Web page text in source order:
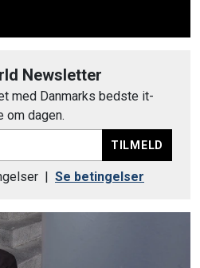
Newsletter
med Danmarks bedste it-
om dagen.
TILMELD
Se betingelser